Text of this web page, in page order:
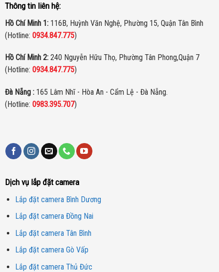
Thông tin liên hệ:
Hồ Chí Minh 1:116B, Huỳnh Văn Nghệ, Phường 15, Quận Tân Bình
(Hotline: 0934.847.775)
Hồ Chí Minh 2:240 Nguyễn Hữu Thọ, Phường Tân Phong,Quận 7
(Hotline: 0934.847.775)
Đà Nẵng :165 Lâm Nhĩ - Hòa An - Cẩm Lệ - Đà Nẵng.
(Hotline: 0983.395.707)
Dịch vụ lắp đặt camera
Lắp đặt camera Bình Dương
Lắp đặt camera Đồng Nai
Lắp đặt camera Tân Bình
Lắp đặt camera Gò Vấp
Lắp đặt camera Thủ Đức